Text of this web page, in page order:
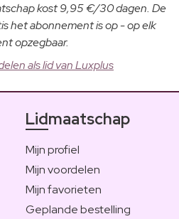
kost 9,95 €/30 dagen. De
het abonnement is op - op elk
opzegbaar.
als lid van Luxplus
Lidmaatschap
Mijn profiel
Mijn voordelen
Mijn favorieten
Geplande bestelling